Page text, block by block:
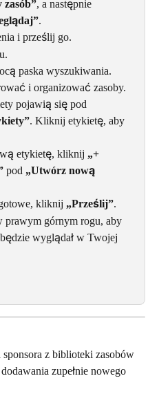
zasób”, a następnie
.
i prześlij go.
paska wyszukiwania.
i organizować zasoby.
pojawią się pod
. Kliknij etykietę, aby
etykietę, kliknij „+
pod „Utwórz nową
kliknij „Prześlij”.
górnym rogu, aby
wyglądał w Twojej
z biblioteki zasobów
zupełnie nowego